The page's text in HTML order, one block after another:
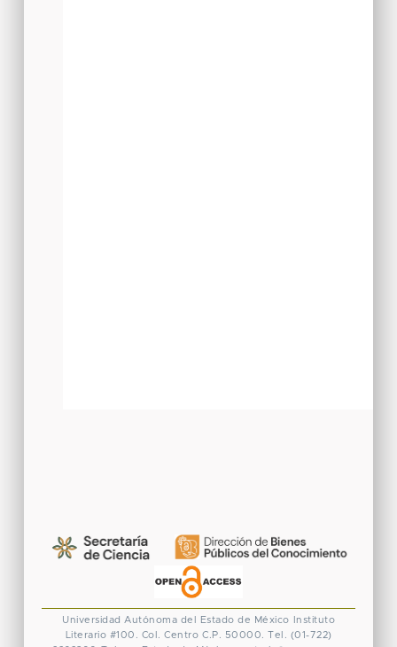
Universidad Autónoma del Estado de México
Instituto
Literario #100. Col. Centro C.P. 50000. Tel. (01-722)